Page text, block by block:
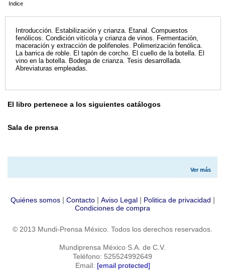
Indice
Introducción. Estabilización y crianza. Etanal. Compuestos
fenólicos. Condición vitícola y crianza de vinos. Fermentación,
maceración y extracción de polifenoles. Polimerización fenólica.
La barrica de roble. El tapón de corcho. El cuello de la botella. El
vino en la botella. Bodega de crianza. Tesis desarrollada.
Abreviaturas empleadas.
El libro pertenece a los siguientes catálogos
Sala de prensa
Ver más
Quiénes somos| Contacto| Aviso Legal| Politica de privacidad |
Condiciones de compra
© 2013 Mundi-Prensa México. Todos los derechos reservados.
Mundiprensa México S.A. de C.V.
Teléfono: 525524992649
Email: [email protected]